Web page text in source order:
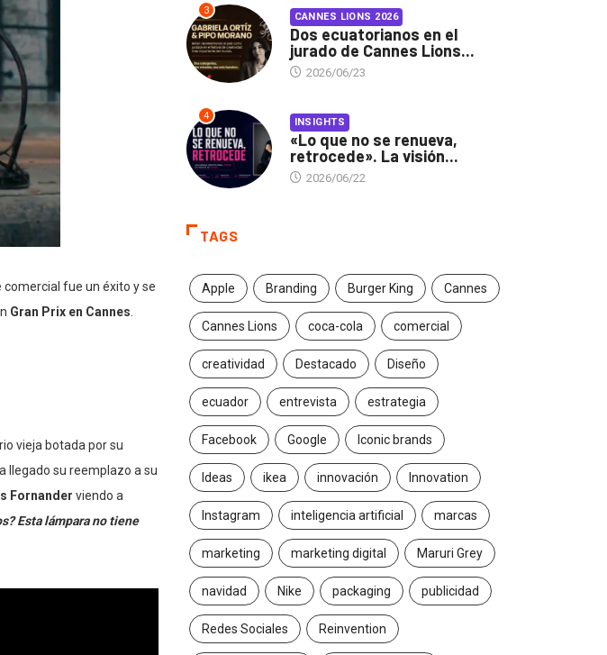
comercial fue un éxito y se
Gran Prix en Cannes.
vieja botada por su
llegado su reemplazo a su
Fornander viendo a
Esta lámpara no tiene
3 CANNES LIONS 2026
Dos ecuatorianos en el
jurado de Cannes Lions...
2026/06/23
4 INSIGHTS
«Lo que no se renueva,
retrocede». La visión...
2026/06/22
TAGS
Apple Branding Burger King Cannes
Cannes Lions coca-cola comercial
creatividad Destacado Diseño
ecuador entrevista estrategia
Facebook Google Iconic brands
Ideas ikea innovación Innovation
Instagram inteligencia artificial marcas
marketing marketing digital Maruri Grey
navidad Nike packaging publicidad
Redes Sociales Reinvention